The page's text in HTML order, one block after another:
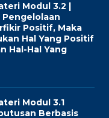
Modul 3.2 |
Pengelolaan
Positif, Maka
Hal Yang Positif
Hal-Hal Yang
Modul 3.1
Berbasis